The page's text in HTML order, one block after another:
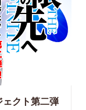
ェクト第二弾